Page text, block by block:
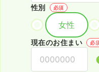
性別 必須
女性
現在のお住まい 必